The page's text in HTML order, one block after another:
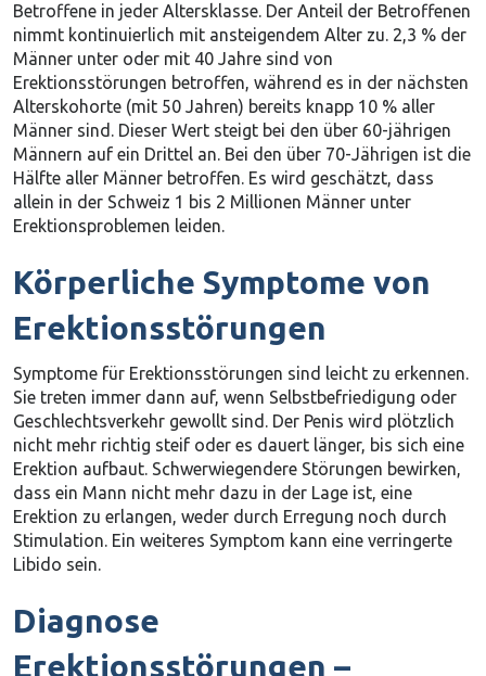
Betroffene in jeder Altersklasse. Der Anteil der Betroffenen
nimmt kontinuierlich mit ansteigendem Alter zu. 2,3 % der
Männer unter oder mit 40 Jahre sind von
Erektionsstörungen betroffen, während es in der nächsten
Alterskohorte (mit 50 Jahren) bereits knapp 10 % aller
Männer sind. Dieser Wert steigt bei den über 60-jährigen
Männern auf ein Drittel an. Bei den über 70-Jährigen ist die
Hälfte aller Männer betroffen. Es wird geschätzt, dass
allein in der Schweiz 1 bis 2 Millionen Männer unter
Erektionsproblemen leiden.
Körperliche Symptome von
Erektionsstörungen
Symptome für Erektionsstörungen sind leicht zu erkennen.
Sie treten immer dann auf, wenn Selbstbefriedigung oder
Geschlechtsverkehr gewollt sind. Der Penis wird plötzlich
nicht mehr richtig steif oder es dauert länger, bis sich eine
Erektion aufbaut. Schwerwiegendere Störungen bewirken,
dass ein Mann nicht mehr dazu in der Lage ist, eine
Erektion zu erlangen, weder durch Erregung noch durch
Stimulation. Ein weiteres Symptom kann eine verringerte
Libido sein.
Diagnose
Erektionsstörungen –